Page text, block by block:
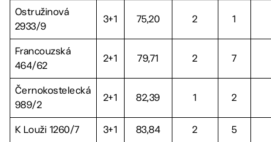
Ostružinová
2933/9
3+1 75,20 2 1
Francouzská
464/62
2+1 79,71 2 7
Černokostelecká
989/2
2+1 82,39 1 2
K Louži 1260/7 3+1 83,84 2 5